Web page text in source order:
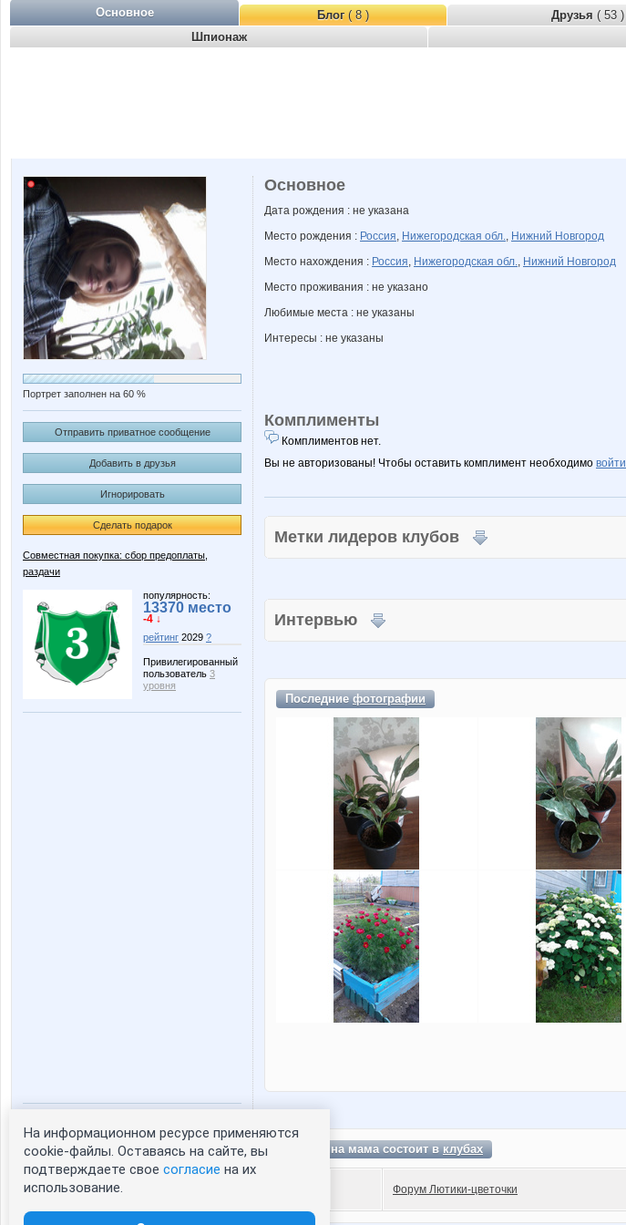
Основное Блог( 8 ) Друзья ( 53 )
Шпионаж
Портрет заполнен на 60 %
Отправить приватное сообщение
Добавить в друзья
Игнорировать
Сделать подарок
Совместная покупка: сбор предоплаты,
раздачи
популярность:
13370 место
-4 ↓
рейтинг 2029 ?
Привилегированный
пользователь 3
уровня
Статистика портрета:
сейчас просматривают портрет - 0
зарегистрированные пользователи
посетившие портрет за 7 дней - 0
Основное
Дата рождения : не указана
Место рождения : Россия, Нижегородская обл., Нижний Новгород
Место нахождения : Россия, Нижегородская обл., Нижний Новгород
Место проживания : не указано
Любимые места : не указаны
Интересы : не указаны
Комплименты
Комплиментов нет.
Вы не авторизованы! Чтобы оставить комплимент необходимо войти
Метки лидеров клубов
Интервью
Последниефотографии
Алешкина мама состоит вклубах
Форум Лютики-цветочки
На информационном ресурсе применяются
cookie-файлы. Оставаясь на сайте, вы
подтверждаете свое согласие на их
использование.